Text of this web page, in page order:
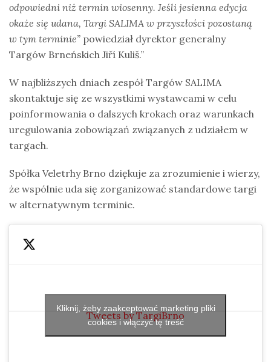
odpowiedni niż termin wiosenny. Jeśli jesienna edycja
okaże się udana, Targi SALIMA w przyszłości pozostaną
w tym terminie” powiedział dyrektor generalny
Targów Brneńskich Jiří Kuliš.”
W najbliższych dniach zespół Targów SALIMA
skontaktuje się ze wszystkimi wystawcami w celu
poinformowania o dalszych krokach oraz warunkach
uregulowania zobowiązań związanych z udziałem w
targach.
Spółka Veletrhy Brno dziękuje za zrozumienie i wierzy,
że wspólnie uda się zorganizować standardowe targi
w alternatywnym terminie.
Tweets by TargiBrno
Kliknij, żeby zaakceptować marketing pliki
cookies i włączyć tę treść